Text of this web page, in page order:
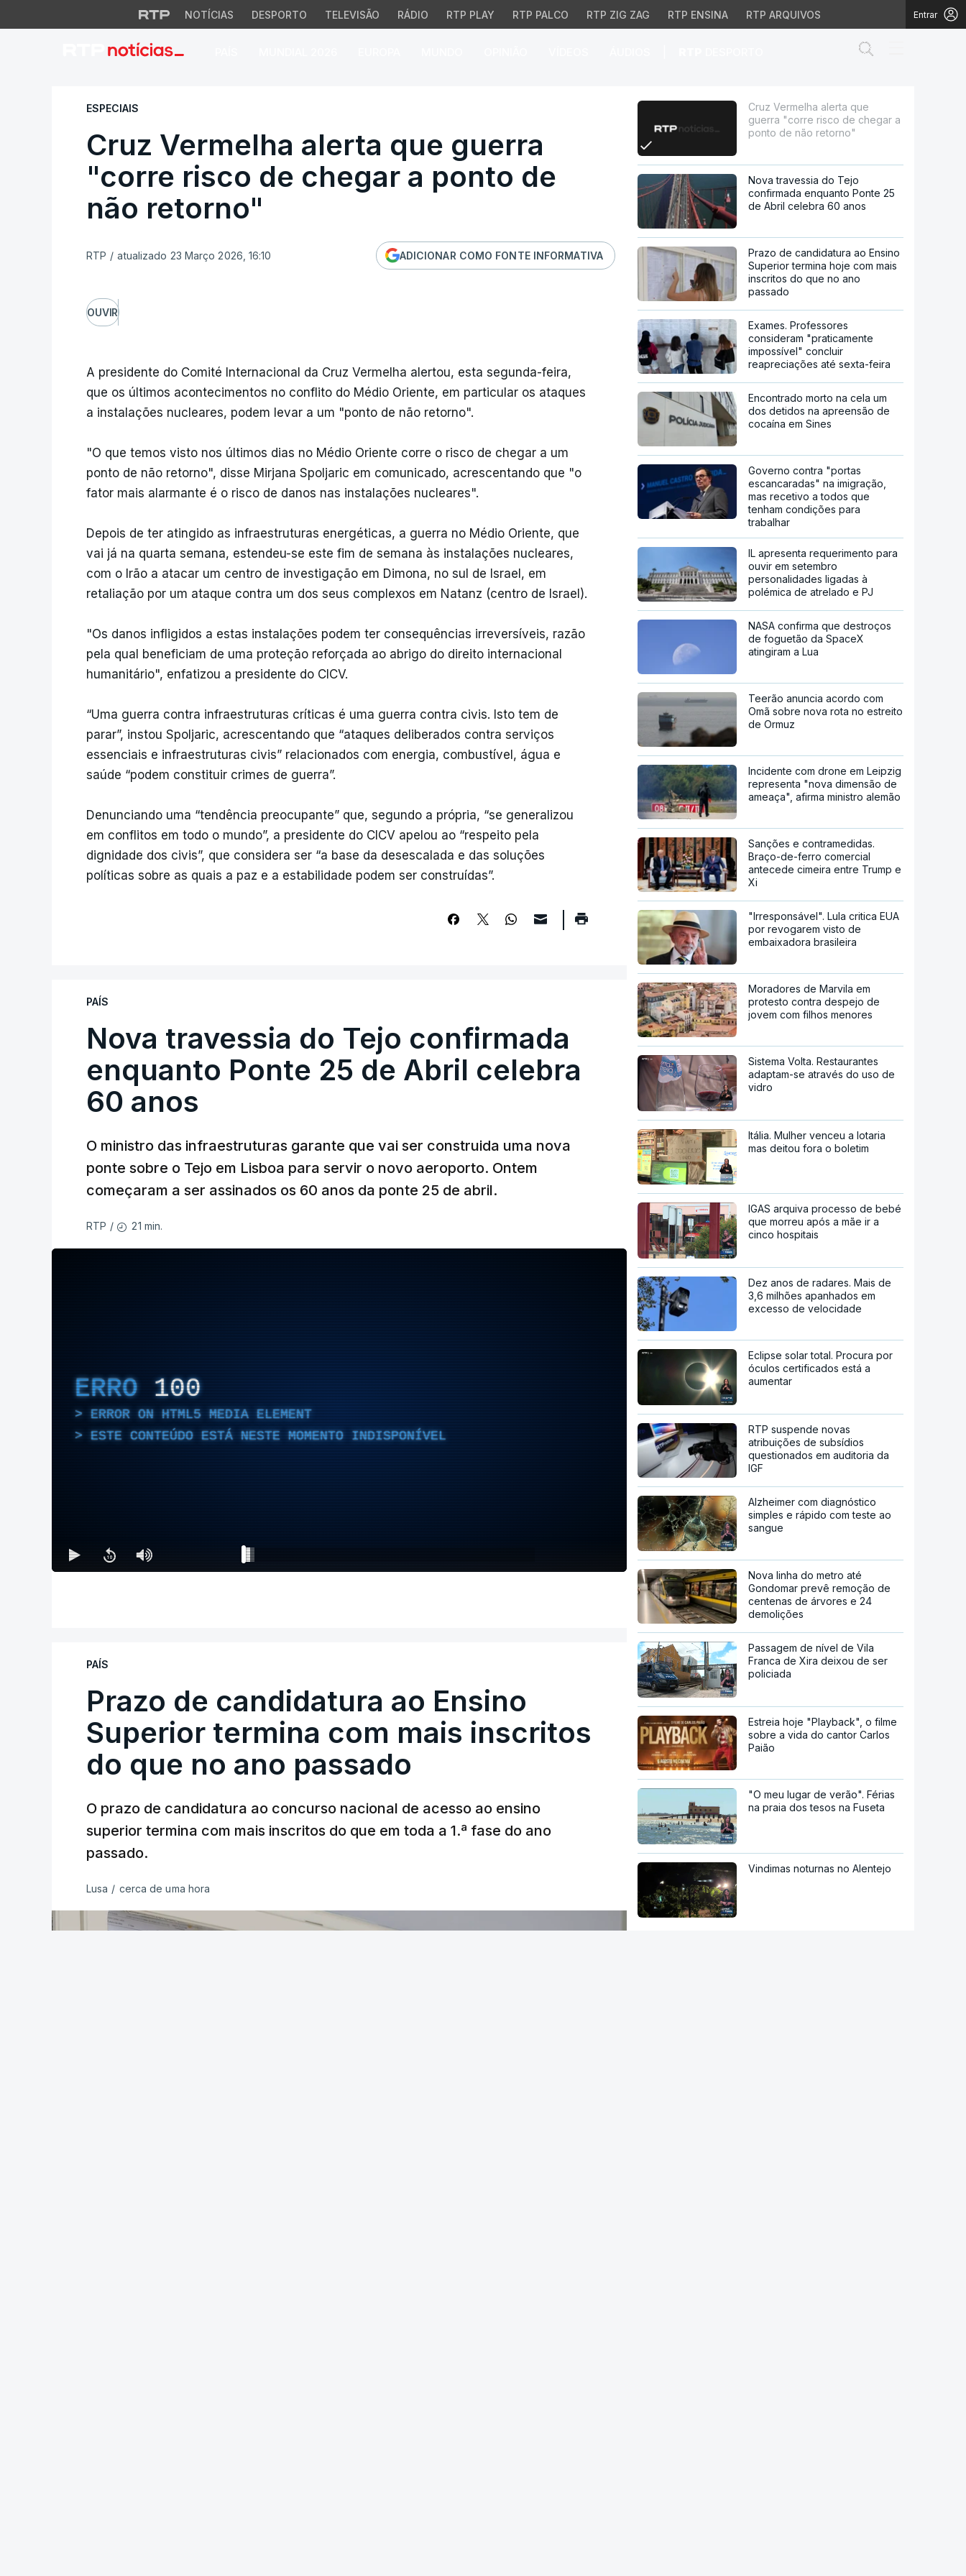
NOTÍCIAS DESPORTO TELEVISÃO RÁDIO RTP PLAY RTP PALCO RTP ZIG ZAG RTP ENSINA RTP ARQUIVOS Entrar
Cruz Vermelha alerta que guerra "corre risco de chegar a ponto
ESPECIAIS
Cruz Vermelha alerta que guerra
"corre risco de chegar a ponto de
não retorno"
RTP / atualizado 23 Março 2026, 16:10 ADICIONAR COMO FONTE INFORMATIVA
OUVIR
A presidente do Comité Internacional da Cruz Vermelha alertou, esta segunda-feira,
que os últimos acontecimentos no conflito do Médio Oriente, em particular os ataques
a instalações nucleares, podem levar a um "ponto de não retorno".
"O que temos visto nos últimos dias no Médio Oriente corre o risco de chegar a um
ponto de não retorno", disse Mirjana Spoljaric em comunicado, acrescentando que "o
fator mais alarmante é o risco de danos nas instalações nucleares".
Depois de ter atingido as infraestruturas energéticas, a guerra no Médio Oriente, que
vai já na quarta semana, estendeu-se este fim de semana às instalações nucleares,
com o Irão a atacar um centro de investigação em Dimona, no sul de Israel, em
retaliação por um ataque contra um dos seus complexos em Natanz (centro de Israel).
"Os danos infligidos a estas instalações podem ter consequências irreversíveis, razão
pela qual beneficiam de uma proteção reforçada ao abrigo do direito internacional
humanitário", enfatizou a presidente do CICV.
“Uma guerra contra infraestruturas críticas é uma guerra contra civis. Isto tem de
parar”, instou Spoljaric, acrescentando que “ataques deliberados contra serviços
essenciais e infraestruturas civis” relacionados com energia, combustível, água e
saúde “podem constituir crimes de guerra”.
Denunciando uma “tendência preocupante” que, segundo a própria, “se generalizou
em conflitos em todo o mundo”, a presidente do CICV apelou ao “respeito pela
dignidade dos civis”, que considera ser “a base da desescalada e das soluções
políticas sobre as quais a paz e a estabilidade podem ser construídas”.
PAÍS
Nova travessia do Tejo confirmada
enquanto Ponte 25 de Abril celebra
60 anos
O ministro das infraestruturas garante que vai ser construida uma nova
ponte sobre o Tejo em Lisboa para servir o novo aeroporto. Ontem
começaram a ser assinados os 60 anos da ponte 25 de abril.
RTP / 21 min.
ERRO 100
ERROR ON HTML5 MEDIA ELEMENT
ESTE CONTEÚDO ESTÁ NESTE MOMENTO INDISPONÍVEL
PAÍS
Prazo de candidatura ao Ensino
Superior termina com mais inscritos
do que no ano passado
O prazo de candidatura ao concurso nacional de acesso ao ensino
superior termina com mais inscritos do que em toda a 1.ª fase do ano
passado.
Lusa / cerca de uma hora
Cruz Vermelha alerta que
guerra "corre risco de chegar a
ponto de não retorno"
Nova travessia do Tejo
confirmada enquanto Ponte 25
de Abril celebra 60 anos
Prazo de candidatura ao Ensino
Superior termina hoje com mais
inscritos do que no ano
passado
Exames. Professores
consideram "praticamente
impossível" concluir
reapreciações até sexta-feira
Encontrado morto na cela um
dos detidos na apreensão de
cocaína em Sines
Governo contra "portas
escancaradas" na imigração,
mas recetivo a todos que
tenham condições para
trabalhar
IL apresenta requerimento para
ouvir em setembro
personalidades ligadas à
polémica de atrelado e PJ
NASA confirma que destroços
de foguetão da SpaceX
atingiram a Lua
Teerão anuncia acordo com
Omã sobre nova rota no estreito
de Ormuz
Incidente com drone em Leipzig
representa "nova dimensão de
ameaça", afirma ministro alemão
Sanções e contramedidas.
Braço-de-ferro comercial
antecede cimeira entre Trump e
Xi
"Irresponsável". Lula critica EUA
por revogarem visto de
embaixadora brasileira
Moradores de Marvila em
protesto contra despejo de
jovem com filhos menores
Sistema Volta. Restaurantes
adaptam-se através do uso de
vidro
Itália. Mulher venceu a lotaria
mas deitou fora o boletim
IGAS arquiva processo de bebé
que morreu após a mãe ir a
cinco hospitais
Dez anos de radares. Mais de
3,6 milhões apanhados em
excesso de velocidade
Eclipse solar total. Procura por
óculos certificados está a
aumentar
RTP suspende novas
atribuições de subsídios
questionados em auditoria da
IGF
Alzheimer com diagnóstico
simples e rápido com teste ao
sangue
Nova linha do metro até
Gondomar prevê remoção de
centenas de árvores e 24
demolições
Passagem de nível de Vila
Franca de Xira deixou de ser
policiada
Estreia hoje "Playback", o filme
sobre a vida do cantor Carlos
Paião
"O meu lugar de verão". Férias
na praia dos tesos na Fuseta
Vindimas noturnas no Alentejo